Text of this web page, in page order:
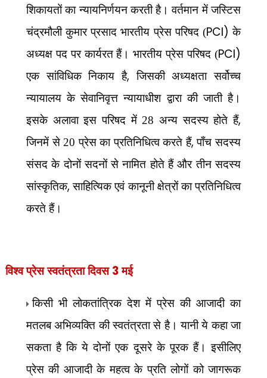
शिकायतों का न्यायनिर्णयन करती है। वर्तमान में जस्टिस
चंद्रमौली कुमार प्रसाद भारतीय प्रेस परिषद (PCI)के
अध्यक्ष पद पर कार्यरत हैं। भारतीय प्रेस परिषद (PCI)
एक सांविधिक निकाय है,जिसकी अध्यक्षता सर्वोच्च
न्यायालय के सेवानिवृत्त न्यायाधीश द्वारा की जाती है।
इसके अलावा इस परिषद में 28 अन्य सदस्य होते हैं,
जिनमें से 20 प्रेस का प्रतिनिधित्व करते हैं,पाँच सदस्य
संसद के दोनों सदनों से नामित होते हैं और तीन सदस्य
सांस्कृतिक,साहित्यिक एवं कानूनी क्षेत्रों का प्रतिनिधित्व
करते हैं।
विश्व प्रेस स्वतंत्रता दिवस 3मई
किसी भी लोकतांत्रिक देश में प्रेस की आजादी का
मतलब अभिव्यक्ति की स्वतंत्रता से है। यानी ये कहा जा
सकता है कि ये दोनों एक दूसरे के पूरक हैं। इसीलिए
प्रेस की आजादी के महत्व के प्रति लोगों को जागरूक